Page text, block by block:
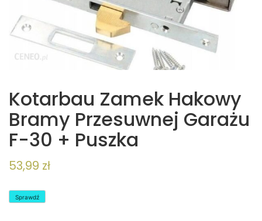
Kotarbau Zamek Hakowy
Bramy Przesuwnej Garażu
F-30 + Puszka
53,99 zł
Sprawdź